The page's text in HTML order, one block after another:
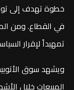
خطوة تهدف إلى
في القطاع. ومن
تمهيداً لإقرار
ويشهد سوق